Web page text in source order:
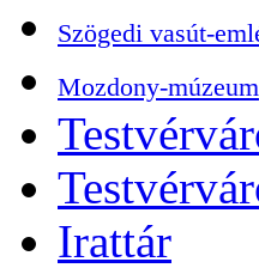
Szögedi vasút-
Mozdony-múzeum
Irattár